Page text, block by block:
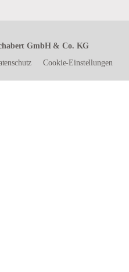
GmbH & Co. KG
Cookie-Einstellungen